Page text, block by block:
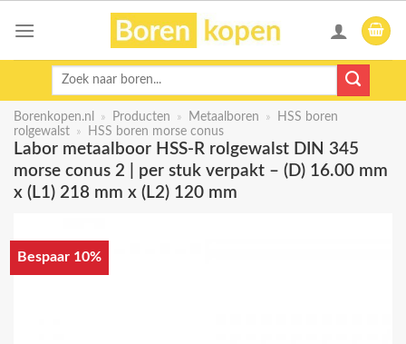
Zoeken
Borenkopen.nl » Producten » Metaalboren »
HSS boren
rolgewalst » HSS boren morse conus
Labor metaalboor HSS-R rolgewalst DIN 345
morse conus 2 | per stuk verpakt – (D) 16.00 mm
x (L1) 218 mm x (L2) 120 mm
Bespaar 10%